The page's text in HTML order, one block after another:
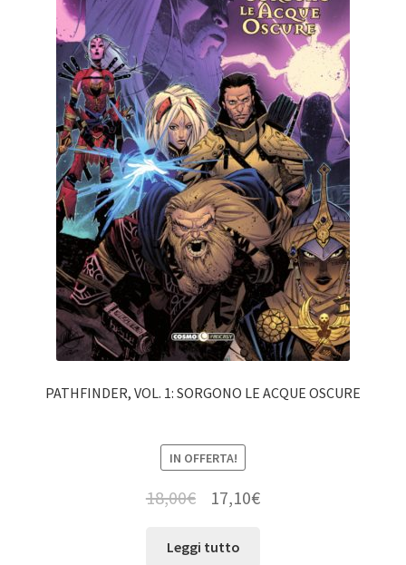
PATHFINDER, VOL. 1: SORGONO LE ACQUE OSCURE
IN OFFERTA!
18,00€ 17,10€
Leggi tutto